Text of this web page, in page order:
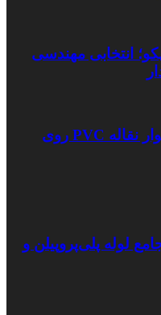
انتخابی مهندسی
۵ دلیل که صنایع مدرن به نوار نقاله PVC روی
لوله پلی‌پروپیلن و